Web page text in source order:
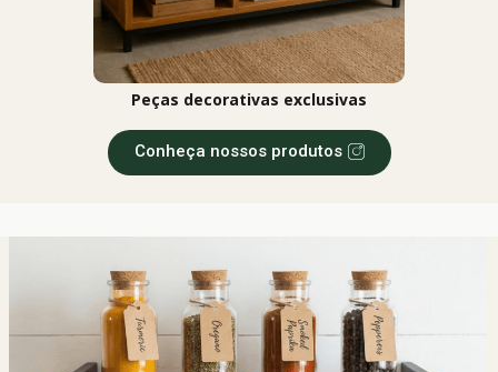
Peças decorativas exclusivas
Conheça nossos produtos